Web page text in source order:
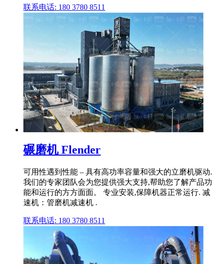
联系电话: 180 3780 8511
碾磨机 Flender
可用性遇到性能 – 具有高功率容量和强大的立磨机驱动.
我们的专家团队会为您提供强大支持,帮助您了解产品功
能和运行的方方面面。 专业安装,保障机器正常运行. 减
速机：管磨机减速机 .
联系电话: 180 3780 8511